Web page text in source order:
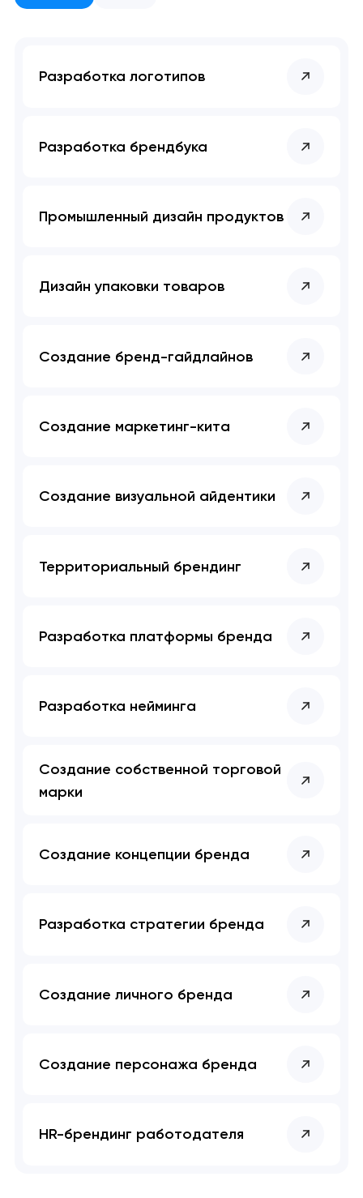
Мы получили вашу заявку
Разработка логотипов
Разработка брендбука
Промышленный дизайн продуктов
Дизайн упаковки товаров
Создание бренд-гайдлайнов
Создание маркетинг-кита
Создание визуальной айдентики
Территориальный брендинг
Разработка платформы бренда
Разработка нейминга
Создание собственной торговой
марки
Создание концепции бренда
Разработка стратегии бренда
Создание личного бренда
Создание персонажа бренда
HR-брендинг работодателя
Мы получили вашу заявку
отправлена!
ближайшее время,
чтобы обсудить